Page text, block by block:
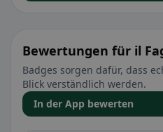
Bewertungen für il
Badges sorgen dafür, dass
Blick verständlich werden.
In der App bewerten